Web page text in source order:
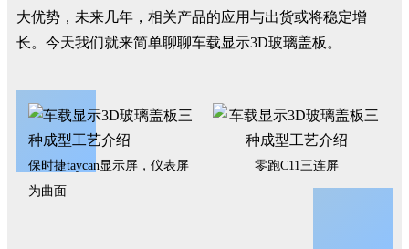
大优势，未来几年，相关产品的应用与出货或将稳定增
长。今天我们就来简单聊聊车载显示3D玻璃盖板。
保时捷taycan显示屏，仪表屏
为曲面
零跑C11三连屏